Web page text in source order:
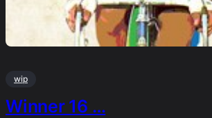
wip
Winner 16 …